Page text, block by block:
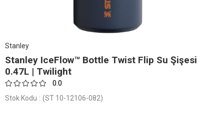
Stanley
Stanley IceFlow™ Bottle Twist Flip Su Şişesi
0.47L | Twilight
0.0
Stok Kodu (ST 10-12106-082)